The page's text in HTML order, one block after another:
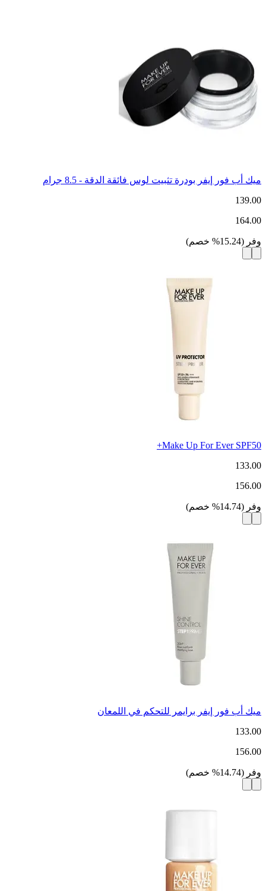
ميك أب فور إيفر بودرة تثبيت لوس فائقة الدقة - 8.5 جرام
139.00
164.00
وفر (
15.24
% خصم)
Make Up For Ever SPF50+
133.00
156.00
وفر (
14.74
% خصم)
ميك أب فور إيفر برايمر للتحكم في اللمعان
133.00
156.00
وفر (
14.74
% خصم)